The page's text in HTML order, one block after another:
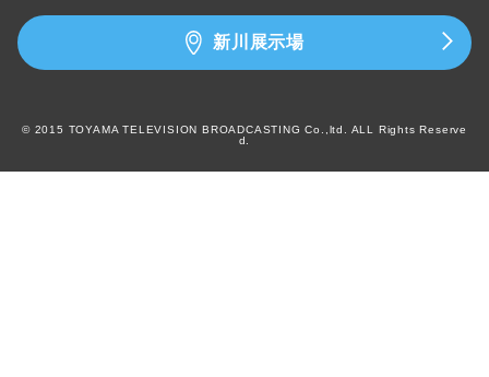
新川展示場
© 2015 TOYAMA TELEVISION BROADCASTING Co.,ltd. ALL Rights Reserve
d.